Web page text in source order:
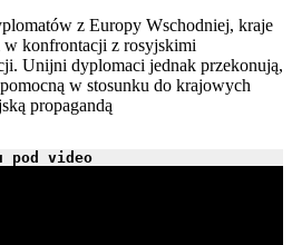
z Europy Wschodniej, kraje
w konfrontacji z rosyjskimi
Unijni dyplomaci jednak przekonują,
pomocną w stosunku do krajowych
propagandą
pod video